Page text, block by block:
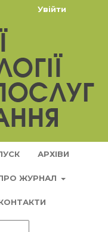
АРХІВИ
ЖУРНАЛ
Увійти